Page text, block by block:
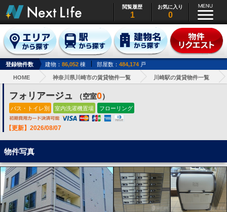
閲覧履歴
1
お気に入り
0
登録物件数 建物： 86,052 棟 部屋数： 484,174 戸
HOME 神奈川県川崎市の賃貸物件一覧 川崎駅の賃貸物件一覧
フォリアージュ （空室0）
バス・トイレ別 室内洗濯機置場 フローリング
【更新】2026/08/07
物件写真